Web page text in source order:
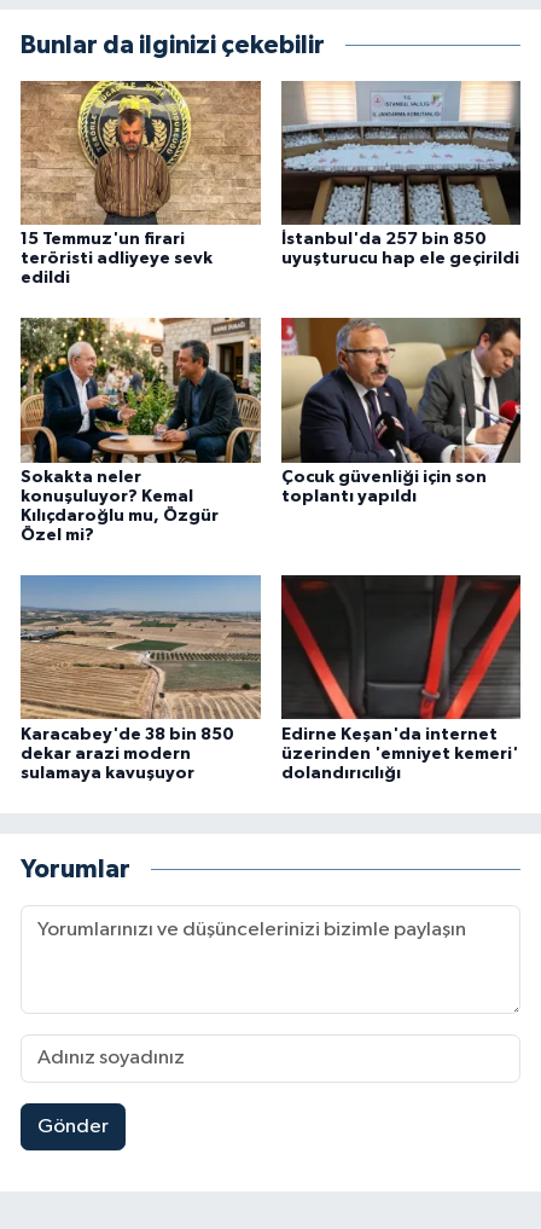
Bunlar da ilginizi çekebilir
15 Temmuz'un firari
teröristi adliyeye sevk
edildi
İstanbul'da 257 bin 850
uyuşturucu hap ele geçirildi
Sokakta neler
konuşuluyor? Kemal
Kılıçdaroğlu mu, Özgür
Özel mi?
Çocuk güvenliği için son
toplantı yapıldı
Karacabey'de 38 bin 850
dekar arazi modern
sulamaya kavuşuyor
Edirne Keşan'da internet
üzerinden 'emniyet kemeri'
dolandırıcılığı
Yorumlar
Gönder